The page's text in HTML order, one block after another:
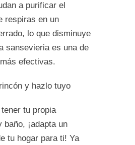
a purificar el
respiras en un
lo que disminuye
sansevieria es una de
efectivas.
y hazlo tuyo
tu propia
baño, ¡adapta un
tu hogar para ti! Ya